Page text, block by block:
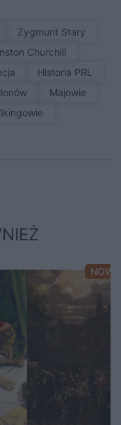
Zygmunt Stary
Churchill
Historia PRL
Majowie
Wikingowie